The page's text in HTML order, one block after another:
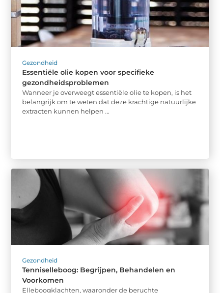
Gezondheid
Essentiële olie kopen voor specifieke
gezondheidsproblemen
Wanneer je overweegt essentiële olie te kopen, is het
belangrijk om te weten dat deze krachtige natuurlijke
extracten kunnen helpen ...
Gezondheid
Tenniselleboog: Begrijpen, Behandelen en
Voorkomen
Elleboogklachten, waaronder de beruchte